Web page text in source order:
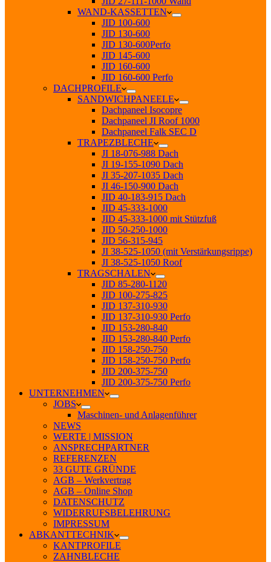
WAND-KASSETTEN
JID 100-600
JID 130-600
JID 130-600Perfo
JID 145-600
JID 160-600
JID 160-600 Perfo
DACHPROFILE
SANDWICHPANEELE
Dachpaneel Isocopre
Dachpaneel JI Roof 1000
Dachpaneel Falk SEC D
TRAPEZBLECHE
JI 18-076-988 Dach
JI 19-155-1090 Dach
JI 35-207-1035 Dach
JI 46-150-900 Dach
JID 40-183-915 Dach
JID 45-333-1000
JID 45-333-1000 mit Stützfuß
JID 50-250-1000
JID 56-315-945
JI 38-525-1050 (mit Verstärkungsrippe)
JI 38-525-1050 Roof
TRAGSCHALEN
JID 85-280-1120
JID 100-275-825
JID 137-310-930
JID 137-310-930 Perfo
JID 153-280-840
JID 153-280-840 Perfo
JID 158-250-750
JID 158-250-750 Perfo
JID 200-375-750
JID 200-375-750 Perfo
UNTERNEHMEN
JOBS
Maschinen- und Anlagenführer
NEWS
WERTE | MISSION
ANSPRECHPARTNER
REFERENZEN
33 GUTE GRÜNDE
AGB – Werkvertrag
AGB – Online Shop
DATENSCHUTZ
WIDERRUFSBELEHRUNG
IMPRESSUM
ABKANTTECHNIK
KANTPROFILE
ZAHNBLECHE